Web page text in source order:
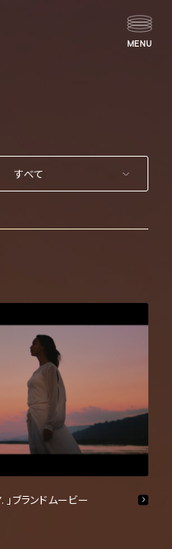
MENU
との
ィング
ディング
」ブランドムービー